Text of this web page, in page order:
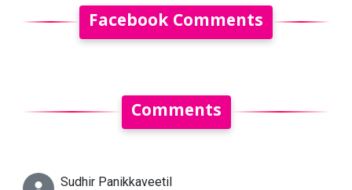
Facebook Comments
Comments
Sudhir Panikkaveetil